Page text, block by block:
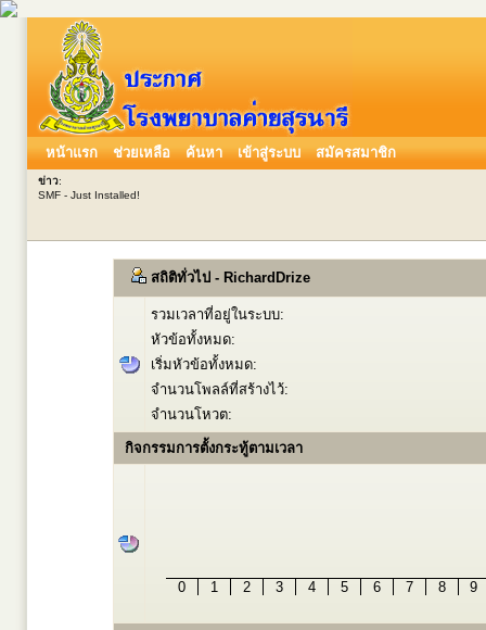
หน้าแรก ช่วยเหลือ ค้นหา เข้าสู่ระบบ สมัครสมาชิก
ข่าว:
SMF - Just Installed!
สถิติทั่วไป - RichardDrize
รวมเวลาที่อยู่ในระบบ:
หัวข้อทั้งหมด:
เริ่มหัวข้อทั้งหมด:
จำนวนโพลล์ที่สร้างไว้:
จำนวนโหวต:
กิจกรรมการตั้งกระทู้ตามเวลา
0 1 2 3 4 5 6 7 8 9